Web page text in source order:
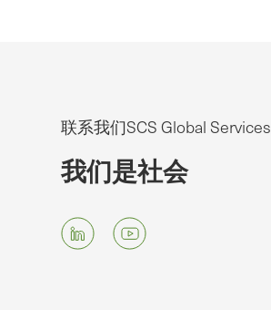
联系我们SCS Global Services
我们是社会